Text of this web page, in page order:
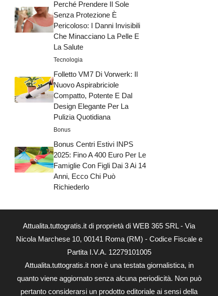
Perché Prendere Il Sole
Senza Protezione È
Pericoloso: I Danni Invisibili
Che Minacciano La Pelle E
La Salute
Tecnologia
Folletto VM7 Di Vorwerk: Il
Nuovo Aspirabriciole
Compatto, Potente E Dal
Design Elegante Per La
Pulizia Quotidiana
Bonus
Bonus Centri Estivi INPS
2025: Fino A 400 Euro Per Le
Famiglie Con Figli Dai 3 Ai 14
Anni, Ecco Chi Può
Richiederlo
Attualita.tuttogratis.it di proprietà di WEB 365 SRL - Via
Nicola Marchese 10, 00141 Roma (RM) - Codice Fiscale e
Partita I.V.A. 12279101005
Attualita.tuttogratis.it non è una testata giornalistica, in
quanto viene aggiornato senza alcuna periodicità. Non può
pertanto considerarsi un prodotto editoriale ai sensi della